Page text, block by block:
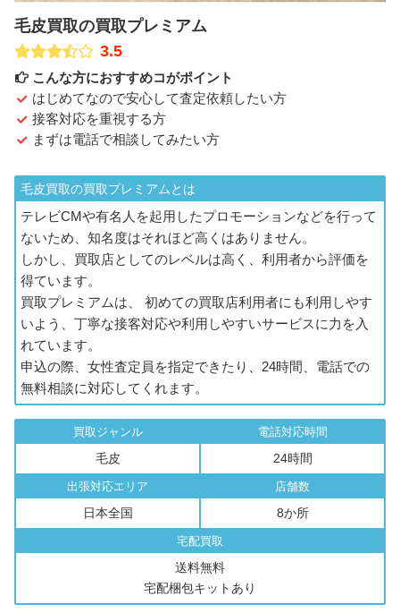
毛皮買取の買取プレミアム
3.5
こんな方におすすめコがポイント
はじめてなので安心して査定依頼したい方
接客対応を重視する方
まずは電話で相談してみたい方
毛皮買取の買取プレミアムとは
テレビCMや有名人を起用したプロモーションなどを行って
ないため、知名度はそれほど高くはありません。
しかし、買取店としてのレベルは高く、利用者から評価を
得ています。
買取プレミアムは、 初めての買取店利用者にも利用しやす
いよう、丁寧な接客対応や利用しやすいサービスに力を入
れています。
申込の際、女性査定員を指定できたり、24時間、電話での
無料相談に対応してくれます。
買取ジャンル
毛皮
電話対応時間
24時間
出張対応エリア
日本全国
店舗数
8か所
宅配買取
送料無料
宅配梱包キットあり